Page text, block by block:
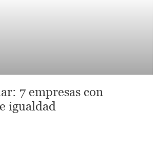
7 empresas con
igualdad